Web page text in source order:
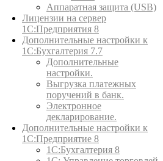
Аппаратная защита (USB)
Лицензии на сервер
1С:Предприятия 8
Дополнительные настройки к
1С:Бухгалтерия 7.7
Дополнительные
настройки.
Выгрузка платежных
поручений в банк.
Электронное
декларирование.
Дополнительные настройки к
1С:Предприятие 8
1С:Бухгалтерия 8